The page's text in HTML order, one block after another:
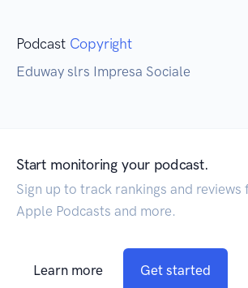
Podcast Copyright
Eduway slrs Impresa Sociale
Start monitoring your podcast.
Sign up to track rankings and reviews
Apple Podcasts and more.
Learn more Get started